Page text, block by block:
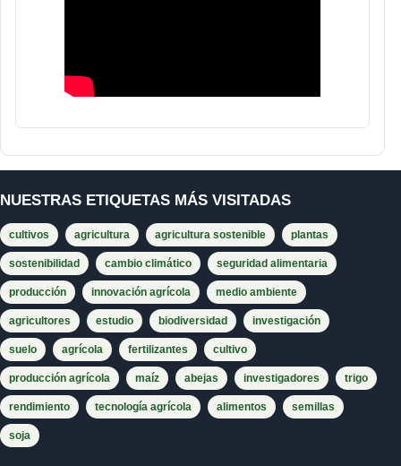
NUESTRAS ETIQUETAS MÁS VISITADAS
cultivos agricultura agricultura sostenible plantas
sostenibilidad cambio climático seguridad alimentaria
producción innovación agrícola medio ambiente
agricultores estudio biodiversidad investigación
suelo agrícola fertilizantes cultivo
producción agrícola maíz abejas investigadores trigo
rendimiento tecnología agrícola alimentos semillas
soja